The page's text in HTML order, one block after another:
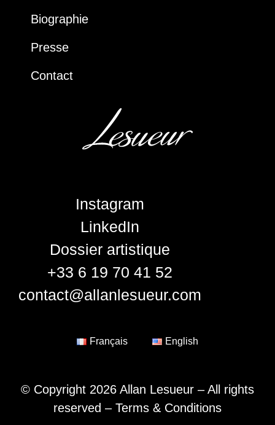
Biographie
Presse
Contact
Instagram
LinkedIn
Dossier artistique
+33 6 19 70 41 52
contact@allanlesueur.com
Français English
© Copyright 2026 Allan Lesueur – All rights
reserved – Terms & Conditions